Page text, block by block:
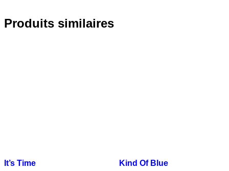
Produits similaires
It’s Time Kind Of Blue